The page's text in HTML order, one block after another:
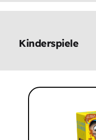
Kinderspiele